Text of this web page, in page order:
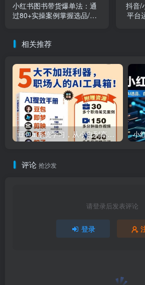
小红书图书带货爆单法：通
过80+实操案例掌握选品/起
抖音/
平台
相关推荐
豆包ai系统学习，从小白到高手系列
评论 抢沙发
请登录后发表评论
登录